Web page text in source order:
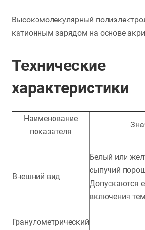
Высокомолекулярный
катионным зарядом на основе
Технические
характеристики
Наименование
показателя
Внешний вид
Белый или
сыпучий
Допускаются
включения
Гранулометрический